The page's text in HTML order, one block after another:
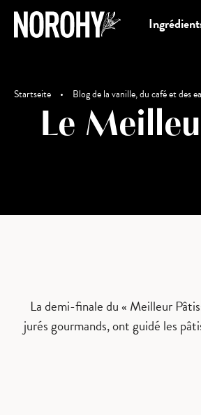
Startseite • Blog de la vanille, du café et des
Le
La demi-finale du « Meilleur
jurés gourmands, ont guidé les